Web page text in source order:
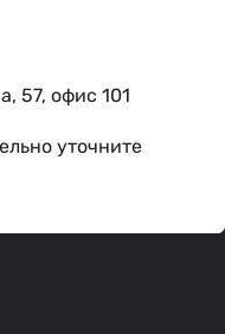
57, офис 101
уточните